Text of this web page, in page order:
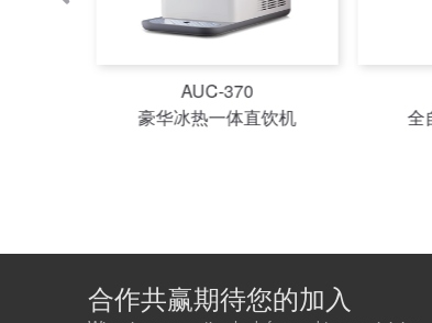
FWP-2000
全自动中央净水器
合作共赢期待您的加入